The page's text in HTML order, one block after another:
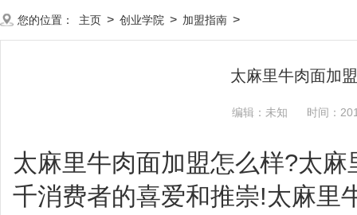
您的位置： 主页 > 创业学院 > 加盟指南 >
太麻里牛肉面加
编辑：未知 时间：
太麻里牛肉面加盟怎么样?太
千消费者的喜爱和推崇!太麻里